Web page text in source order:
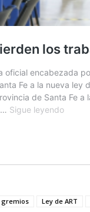
gremios Ley de ART